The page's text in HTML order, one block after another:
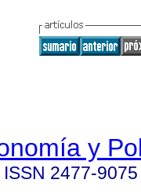
y
ISSN 2477-9075